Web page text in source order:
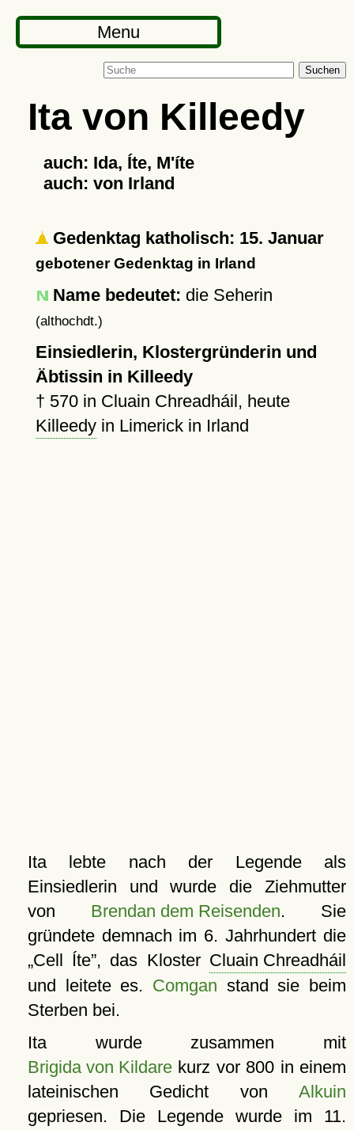
Menu
Suchen
Ita von Killeedy
auch: Ida, Íte, M'íte
auch: von Irland
Gedenktag katholisch: 15. Januar
gebotener Gedenktag in Irland
Name bedeutet: die Seherin
(althochdt.)
Einsiedlerin, Klostergründerin und
Äbtissin in Killeedy
† 570in Cluain Chreadháil, heute
Killeedyin Limerick in Irland
Ita lebte nach der Legende als
Einsiedlerin und wurde die Ziehmutter
von Brendan dem Reisenden. Sie
gründete demnach im 6. Jahrhundert die
Cell Íte , das Kloster Cluain Chreadháil
und leitete es. Comgan stand sie beim
Sterben bei.
Ita wurde zusammen mit
Brigida von Kildarekurz vor 800 in einem
lateinischen Gedicht von Alkuin
gepriesen. Die Legende wurde im 11.